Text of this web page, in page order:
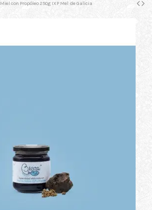
Miel con Propóleo 250g IXP Mel de Galicia